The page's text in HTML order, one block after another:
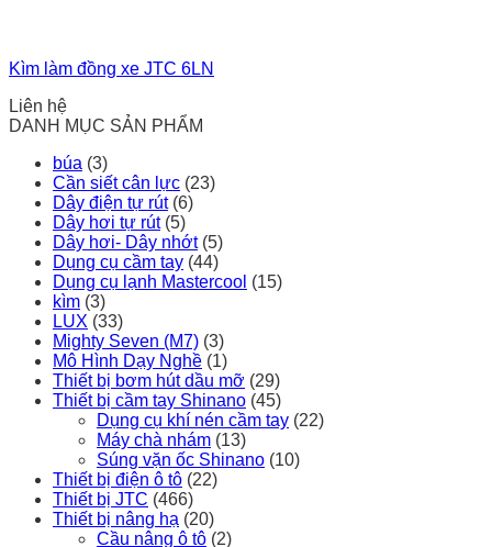
Kìm làm đồng xe JTC 6LN
Liên hệ
DANH MỤC SẢN PHẨM
búa (3)
Cần siết cân lực (23)
Dây điện tự rút (6)
Dây hơi tự rút (5)
Dây hơi- Dây nhớt (5)
Dụng cụ cầm tay (44)
Dụng cụ lạnh Mastercool (15)
kìm (3)
LUX (33)
Mighty Seven (M7) (3)
Mô Hình Dạy Nghề (1)
Thiết bị bơm hút dầu mỡ (29)
Thiết bị cầm tay Shinano (45)
Dụng cụ khí nén cầm tay (22)
Máy chà nhám (13)
Súng vặn ốc Shinano (10)
Thiết bị điện ô tô (22)
Thiết bị JTC (466)
Thiết bị nâng hạ (20)
Cầu nâng ô tô (2)